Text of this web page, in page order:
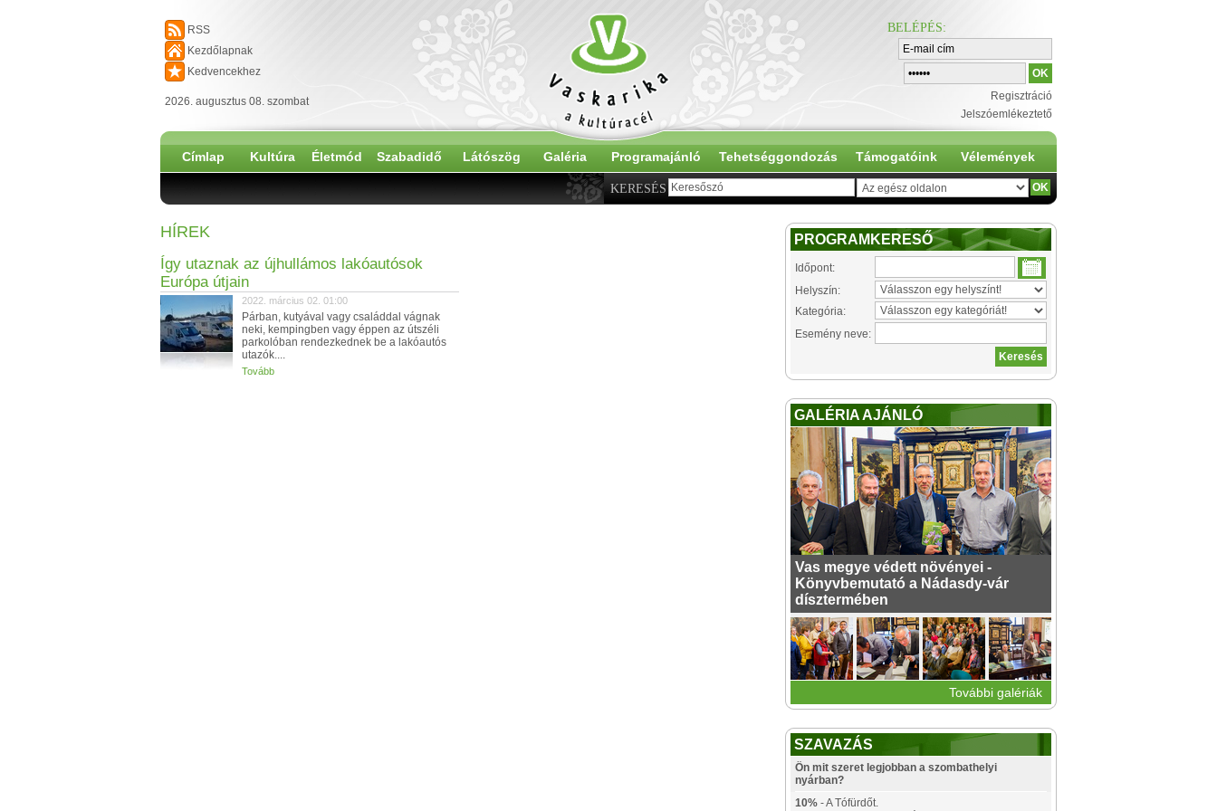
RSS
Kezdőlapnak
Kedvencekhez
2026. augusztus 08. szombat
BELÉPÉS:
Regisztráció
Jelszóemlékeztető
Címlap Kultúra Életmód Szabadidő Látószög Galéria Programajánló Tehetséggondozás Támogatóink Vélemények
KERESÉS
HÍREK
Így utaznak az újhullámos lakóautósok
Európa útjain
2022. március 02. 01:00
Párban, kutyával vagy családdal vágnak
neki, kempingben vagy éppen az útszéli
parkolóban rendezkednek be a lakóautós
utazók....
Tovább
PROGRAMKERESŐ
Időpont:
Helyszín:
Kategória:
Esemény neve:
GALÉRIA AJÁNLÓ
Vas megye védett növényei -
Könyvbemutató a Nádasdy-vár
dísztermében
További galériák
SZAVAZÁS
Ön mit szeret legjobban a szombathelyi
nyárban?
10% - A Tófürdőt.